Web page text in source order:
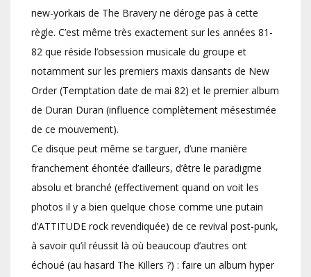
new-yorkais de The Bravery ne déroge pas à cette
règle. C’est même très exactement sur les années 81-
82 que réside l’obsession musicale du groupe et
notamment sur les premiers maxis dansants de New
Order (Temptation date de mai 82) et le premier album
de Duran Duran (influence complètement mésestimée
de ce mouvement).
Ce disque peut même se targuer, d’une manière
franchement éhontée d’ailleurs, d’être le paradigme
absolu et branché (effectivement quand on voit les
photos il y a bien quelque chose comme une putain
d’ATTITUDE rock revendiquée) de ce revival post-punk,
à savoir qu’il réussit là où beaucoup d’autres ont
échoué (au hasard The Killers ?) : faire un album hyper